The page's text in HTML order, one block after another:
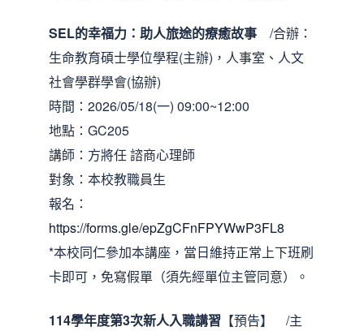
SEL的幸福力：助人旅途的療癒故事 /合辦：
生命教育碩士學位學程(主辦)，人事室、人文
社會學群學會(協辦)
時間：2026/05/18(一) 09:00~12:00
地點：GC205
講師：方將任 諮商心理師
對象：本校教職員生
報名：
https://forms.gle/epZgCFnFPYWwP3FL8
*本校同仁參加本講座，當日維持正常上下班刷
卡即可，免寫假單（須先經單位主管同意）。
114學年度第3次新人入職講習 【預告】 /主